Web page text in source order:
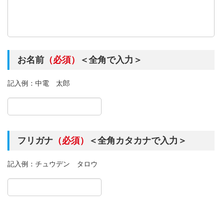
お名前 （必須） ＜全角で入力＞
記入例：中電 太郎
フリガナ （必須） ＜全角カタカナで入力＞
記入例：チュウデン タロウ